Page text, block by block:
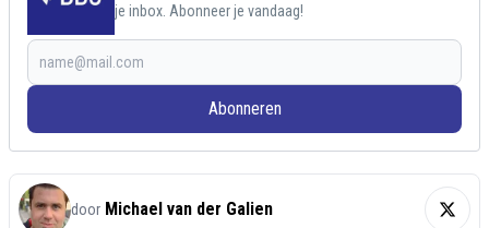
je inbox. Abonneer je vandaag!
Abonneren
door Michael van der Galien